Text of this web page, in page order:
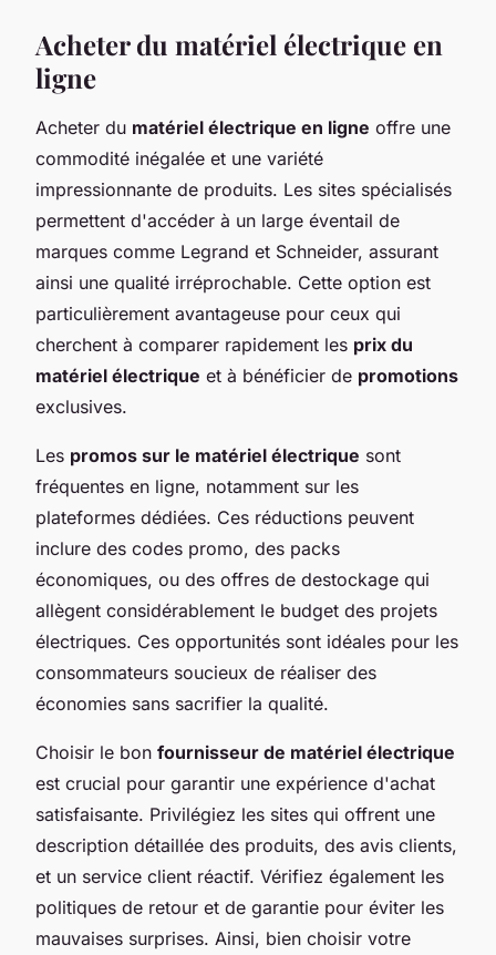
Acheter du matériel électrique en
ligne
Acheter du matériel électrique en ligne offre une
commodité inégalée et une variété
impressionnante de produits. Les sites spécialisés
permettent d'accéder à un large éventail de
marques comme Legrand et Schneider, assurant
ainsi une qualité irréprochable. Cette option est
particulièrement avantageuse pour ceux qui
cherchent à comparer rapidement les prix du
matériel électrique et à bénéficier de promotions
exclusives.
Les promos sur le matériel électrique sont
fréquentes en ligne, notamment sur les
plateformes dédiées. Ces réductions peuvent
inclure des codes promo, des packs
économiques, ou des offres de destockage qui
allègent considérablement le budget des projets
électriques. Ces opportunités sont idéales pour les
consommateurs soucieux de réaliser des
économies sans sacrifier la qualité.
Choisir le bon fournisseur de matériel électrique
est crucial pour garantir une expérience d'achat
satisfaisante. Privilégiez les sites qui offrent une
description détaillée des produits, des avis clients,
et un service client réactif. Vérifiez également les
politiques de retour et de garantie pour éviter les
mauvaises surprises. Ainsi, bien choisir votre